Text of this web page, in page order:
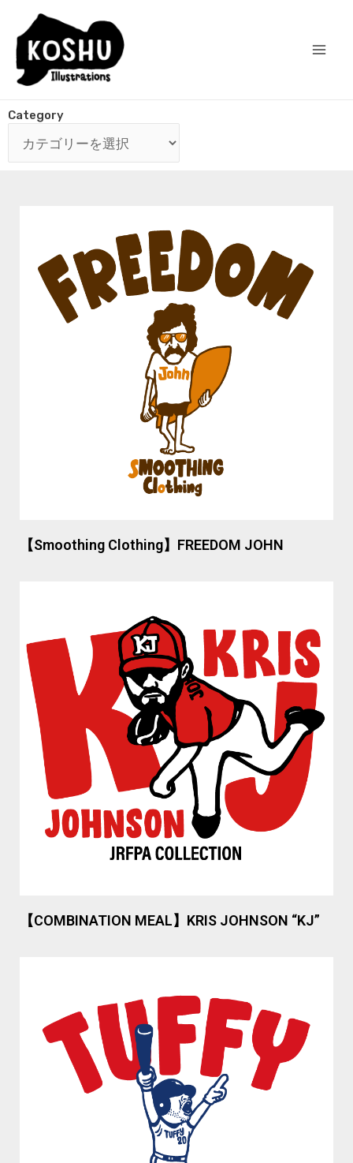
Category
【Smoothing Clothing】FREEDOM JOHN
【COMBINATION MEAL】KRIS JOHNSON “KJ”